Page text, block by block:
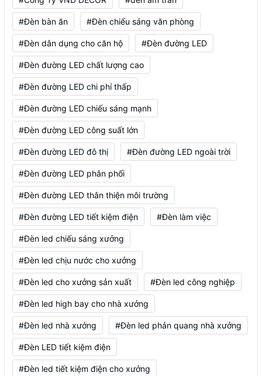
#Đèn bàn ăn #Đèn chiếu sáng văn phòng
#Đèn dân dụng cho căn hộ #Đèn đường LED
#Đèn đường LED chất lượng cao
#Đèn đường LED chi phí thấp
#Đèn đường LED chiếu sáng mạnh
#Đèn đường LED công suất lớn
#Đèn đường LED đô thị #Đèn đường LED ngoài trời
#Đèn đường LED phân phối
#Đèn đường LED thân thiện môi trường
#Đèn đường LED tiết kiệm điện #Đèn làm việc
#Đèn led chiếu sáng xưởng
#Đèn led chịu nước cho xưởng
#Đèn led cho xưởng sản xuất #Đèn led công nghiệp
#Đèn led high bay cho nhà xưởng
#Đèn led nhà xưởng #Đèn led phản quang nhà xưởng
#Đèn LED tiết kiệm điện
#Đèn led tiết kiệm điện cho xưởng